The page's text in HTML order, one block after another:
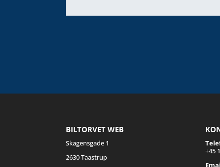
BILTORVET WEB
Skagensgade 1
2630 Taastrup
+45